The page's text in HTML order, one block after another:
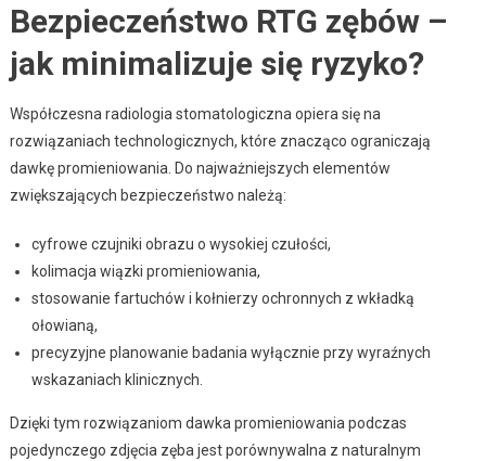
Bezpieczeństwo RTG zębów –
jak minimalizuje się ryzyko?
Współczesna radiologia stomatologiczna opiera się na
rozwiązaniach technologicznych, które znacząco ograniczają
dawkę promieniowania. Do najważniejszych elementów
zwiększających bezpieczeństwo należą:
cyfrowe czujniki obrazu o wysokiej czułości,
kolimacja wiązki promieniowania,
stosowanie fartuchów i kołnierzy ochronnych z wkładką
ołowianą,
precyzyjne planowanie badania wyłącznie przy wyraźnych
wskazaniach klinicznych.
Dzięki tym rozwiązaniom dawka promieniowania podczas
pojedynczego zdjęcia zęba jest porównywalna z naturalnym